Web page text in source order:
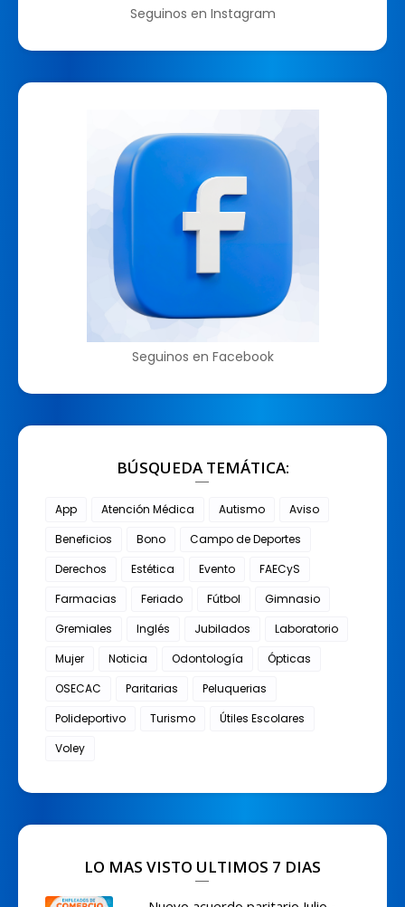
Seguinos en Instagram
Seguinos en Facebook
BÚSQUEDA TEMÁTICA:
App Atención Médica Autismo
Aviso
Beneficios
Bono
Campo de Deportes
Derechos
Estética Evento
FAECyS
Farmacias
Feriado Fútbol
Gimnasio
Gremiales
Inglés Jubilados
Laboratorio
Mujer
Noticia Odontología
Ópticas
OSECAC
Paritarias
Peluquerias
Polideportivo
Turismo
Útiles Escolares
Voley
LO MAS VISTO ULTIMOS 7 DIAS